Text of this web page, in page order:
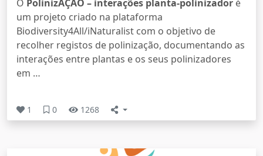
O PolinizAÇÃO – interações planta-polinizador é
um projeto criado na plataforma
Biodiversity4All/iNaturalist com o objetivo de
recolher registos de polinização, documentando as
interações entre plantas e os seus polinizadores
em …
1 0 1268